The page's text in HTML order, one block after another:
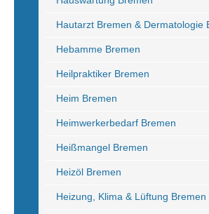
Hautarzt Bremen & Dermatologie
Hebamme Bremen
Heilpraktiker Bremen
Heim Bremen
Heimwerkerbedarf Bremen
Heißmangel Bremen
Heizöl Bremen
Heizung, Klima & Lüftung Bremen